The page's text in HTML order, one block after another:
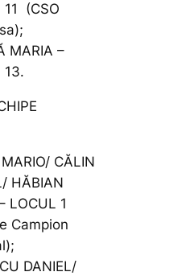
11 (CSO
MARIA –
13.
CĂLIN
HĂBIAN
LOCUL 1
Campion
DANIEL/